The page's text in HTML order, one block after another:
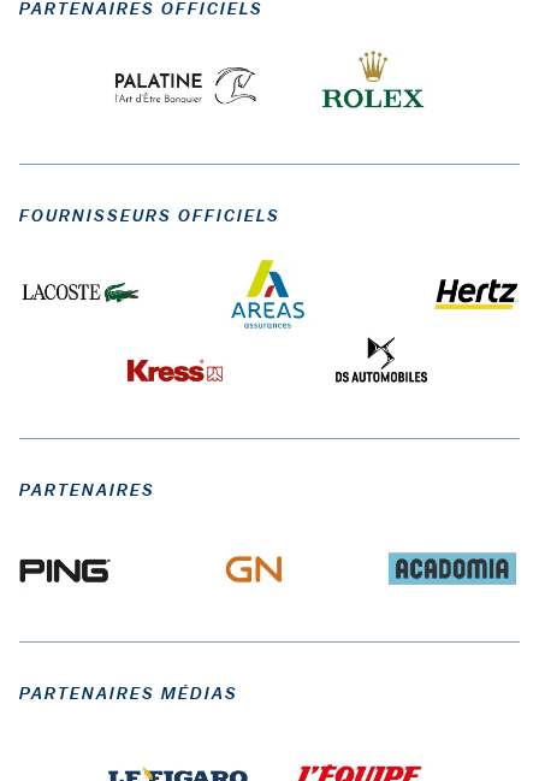
PARTENAIRES OFFICIELS
FOURNISSEURS OFFICIELS
PARTENAIRES
PARTENAIRES MÉDIAS